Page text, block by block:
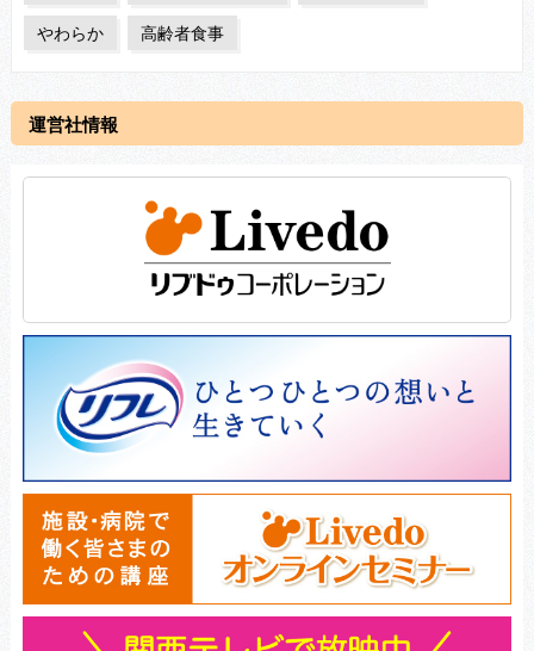
やわらか 高齢者食事
運営社情報